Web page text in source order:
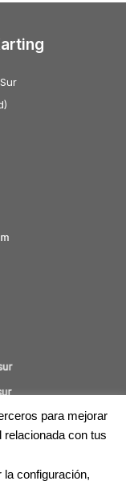
para mejorar
con tus
la configuración,